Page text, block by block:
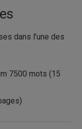
dans l’une des
7500 mots (15